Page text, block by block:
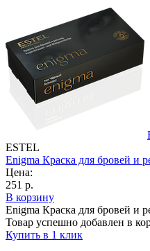
ESTEL
Enigma Краска для бровей и
Цена:
251 р.
В корзину
Enigma Краска для бровей и
Товар успешно добавлен в
Купить в 1 клик